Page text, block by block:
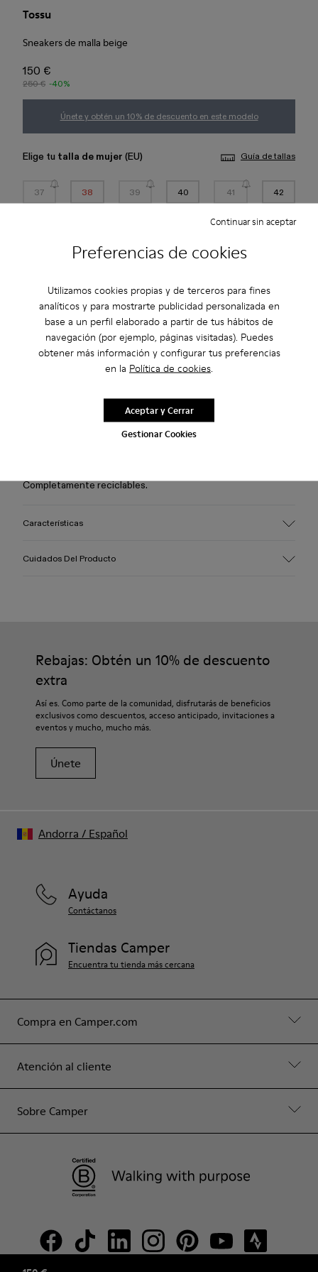
Preferencias de cookies
Utilizamos cookies propias y de terceros para fines
analíticos y para mostrarte publicidad personalizada en
base a un perfil elaborado a partir de tus hábitos de
navegación (por ejemplo, páginas visitadas). Puedes
obtener más información y configurar tus preferencias
en la Política de cookies.
Gestionar Cookies
Continuar sin aceptar
Aceptar y Cerrar
Tossu
Sneakers de malla beige
150 €
250 € -40%
Únete y obtén un 10% de descuento en este modelo
Elige tu talla de mujer (EU) Guía de tallas
37 38 39 40 41 42
Quedan pocas unidades
Añadir a la bolsa
2 años de garantía por defectos de fábrica.
Sneakers de jaula en color beige con interiores de calcetín
Completamente reciclables.
Características
Plantilla removible de PU
Forro
spandex) 20% poliéster reciclado
Cuidados Del Producto
garantizará que duren más tiempo.
Si deseas obtener información detallada sobre cómo cuidar
de tu par, visita nuestraGuía para el cuidado del calzado.
Rebajas: Obtén un 10% de descuento
extra
Así es. Como parte de la comunidad, disfrutarás de beneficios
exclusivos como descuentos, acceso anticipado, invitaciones a
eventos y mucho, mucho más.
Únete
Compra en Camper.com
Atención al cliente
Sobre Camper
Ayuda
Contáctanos
Tiendas Camper
Encuentra tu tienda más cercana
Andorra / Español